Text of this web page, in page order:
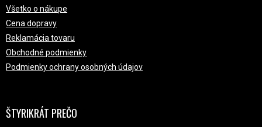
Všetko o nákupe
Cena dopravy
Reklamácia tovaru
Obchodné podmienky
Podmienky ochrany osobných údajov
ŠTYRIKRÁT PREČO